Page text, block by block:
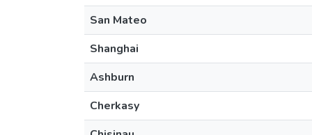
San Mateo
Shanghai
Ashburn
Cherkasy